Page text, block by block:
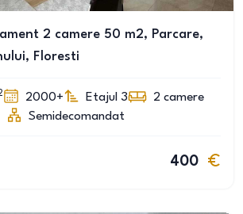
2 camere 50 m2, Parcare,
Floresti
2000+ Etajul 3 2 camere
Semidecomandat
400